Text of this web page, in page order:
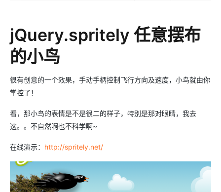
jQuery.spritely 任意摆布
的小鸟
很有创意的一个效果，手动手柄控制飞行方向及速度，小鸟就由你
掌控了！
看，那小鸟的表情是不是很二的样子，特别是那对眼睛，我去
这。。不自然啊也不科学啊~
在线演示： http://spritely.net/